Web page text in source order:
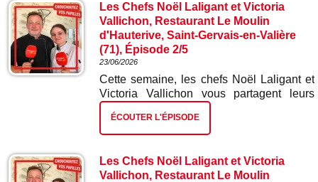
Les Chefs Noël Laligant et Victoria
Vallichon, Restaurant Le Moulin
d'Hauterive, Saint-Gervais-en-Valière
(71), Épisode 2/5
23/06/2026
Cette semaine, les chefs Noël Laligant et
Victoria Vallichon vous partagent leurs
meilleures recettes. Dans ce deuxième
épisode : œufs en meurette sauce joue de
bœuf.
ÉCOUTER L'ÉPISODE
Les Chefs Noël Laligant et Victoria
Vallichon, Restaurant Le Moulin